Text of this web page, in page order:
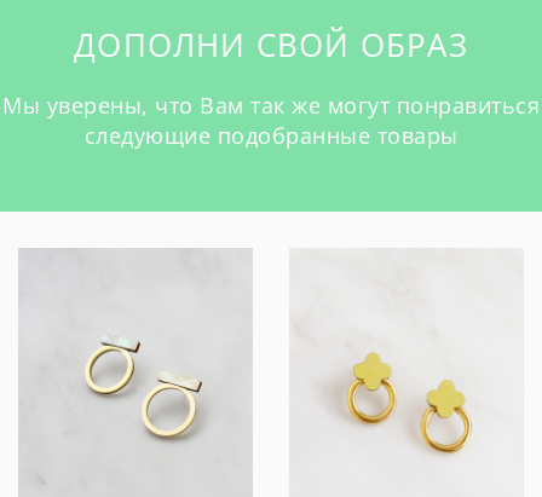
ДОПОЛНИ СВОЙ ОБРАЗ
Мы уверены, что Вам так же могут понравиться
следующие подобранные товары